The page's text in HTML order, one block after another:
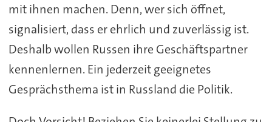
mit ihnen machen. Denn, wer sich öffnet,
signalisiert, dass er ehrlich und zuverlässig ist.
Deshalb wollen Russen ihre Geschäftspartner
kennenlernen. Ein jederzeit geeignetes
Gesprächsthema ist in Russland die Politik.